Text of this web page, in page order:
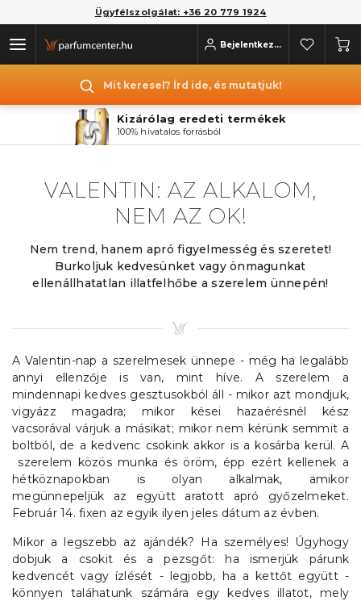
Ügyfélszolgálat: +36 20 779 1924
Bejelentkezés
Mit keresel? Írd ide, és mutatjuk!
Kizárólag eredeti termékek
100% hivatalos forrásból
VALENTIN: AZ ALKALOM,
NEM AZ OK!
Nem trend, hanem apró figyelmesség és szeretet!
Burkoljuk kedvesünket vagy önmagunkat
ellenállhatatlan illatfelhőbe a szerelem ünnepén!
A Valentin-nap a szerelmesek ünnepe - még ha legalább
annyi ellenzője is van, mint híve. A szerelem a
mindennapi kedves gesztusokból áll - mikor azt mondjuk,
vigyázz magadra; mikor kései hazaérésnél kész
vacsorával várjuk a másikat; mikor nem kérünk semmit a
boltból, de a kedvenc csokink akkor is a kosárba kerül. A
szerelem közös munka és öröm, épp ezért kellenek a
hétköznapokban is olyan alkalmak, amikor
megünnepeljük az együtt aratott apró győzelmeket.
Február 14. fixen az egyik ilyen jeles dátum az évben.
Mikor a legszebb az ajándék? Ha személyes! Úgyhogy
dobjuk a csokit és a pezsgőt: ha ismerjük párunk
kedvencét vagy ízlését - legjobb, ha a kettőt együtt -
könnyen taláhatunk számára egy kedves illatot, mely